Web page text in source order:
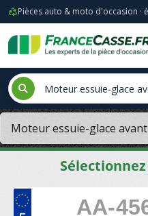
Pièces auto & moto d'occasion ·